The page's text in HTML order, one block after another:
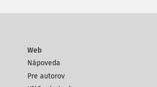
Web
Nápoveda
Pre autorov